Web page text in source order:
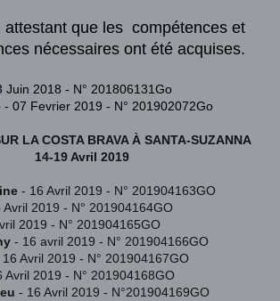
attestant que les compétences et
nécessaires ont été acquises.
Juin 2018 - N° 201806131Go
- 07 Fevrier 2019 - N° 201902072Go
LA COSTA BRAVA À SANTA-SUZANNA
14-19 Avril 2019
- 16 Avril 2019 - N° 201904163GO
Avril 2019 - N° 201904164GO
2019 - N° 201904165GO
- 16 avril 2019 - N° 201904166GO
16 Avril 2019 - N° 201904167GO
Avril 2019 - N° 201904168GO
- 16 Avril 2019 - N°201904169GO